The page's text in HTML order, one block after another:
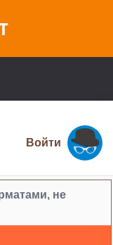
Войти
не